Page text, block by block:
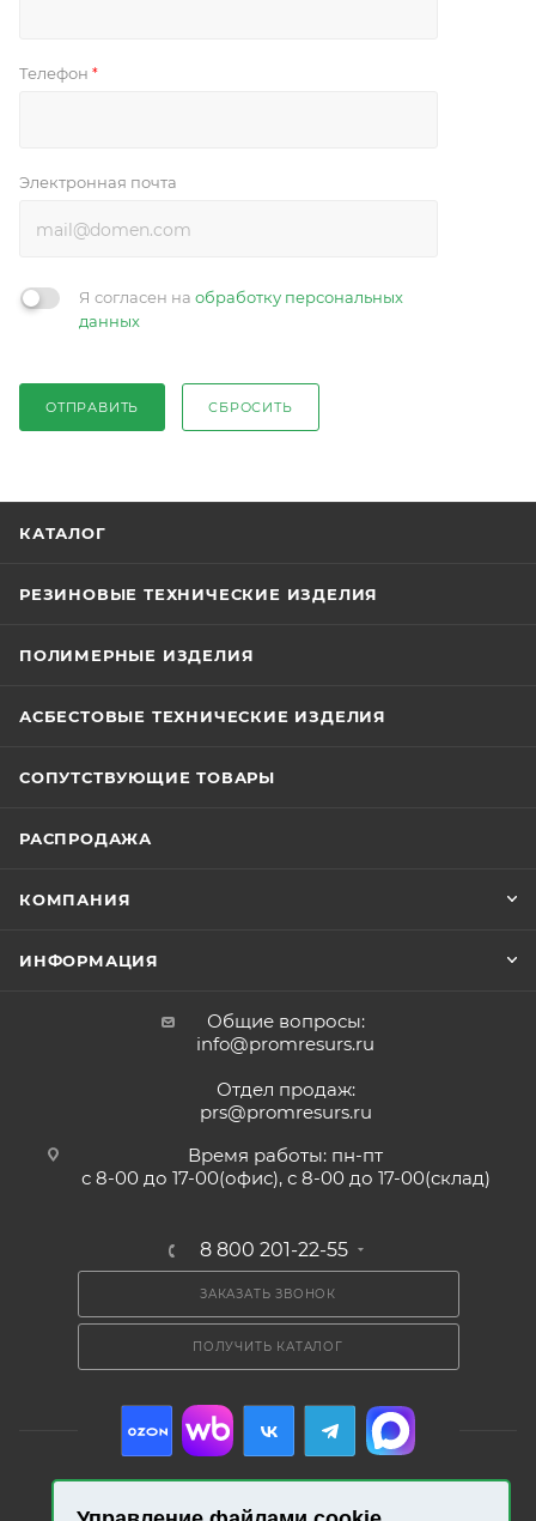
Телефон *
Электронная почта
Я согласен на обработку персональных
данных
ОТПРАВИТЬ СБРОСИТЬ
КАТАЛОГ
РЕЗИНОВЫЕ ТЕХНИЧЕСКИЕ ИЗДЕЛИЯ
ПОЛИМЕРНЫЕ ИЗДЕЛИЯ
АСБЕСТОВЫЕ ТЕХНИЧЕСКИЕ ИЗДЕЛИЯ
СОПУТСТВУЮЩИЕ ТОВАРЫ
РАСПРОДАЖА
КОМПАНИЯ
ИНФОРМАЦИЯ
Общие вопросы:
info@promresurs.ru
Отдел продаж:
prs@promresurs.ru
Время работы: пн-пт
с 8-00 до 17-00(офис), с 8-00 до 17-00(склад)
8 800 201-22-55
ЗАКАЗАТЬ ЗВОНОК
ПОЛУЧИТЬ КАТАЛОГ